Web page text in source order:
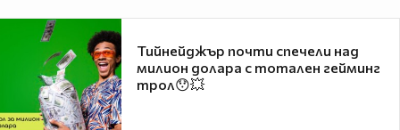
Тийнейджър почти спечели над
милион долара с тотален гейминг
трол😯💥